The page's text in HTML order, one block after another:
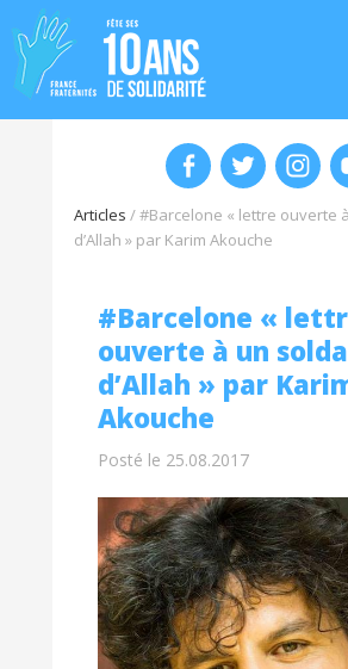
Articles /#Barcelone « lettre ouverte
d’Allah » par Karim Akouche
#Barcelone «
ouverte à un
d’Allah » par
Akouche
Posté le 25.08.2017